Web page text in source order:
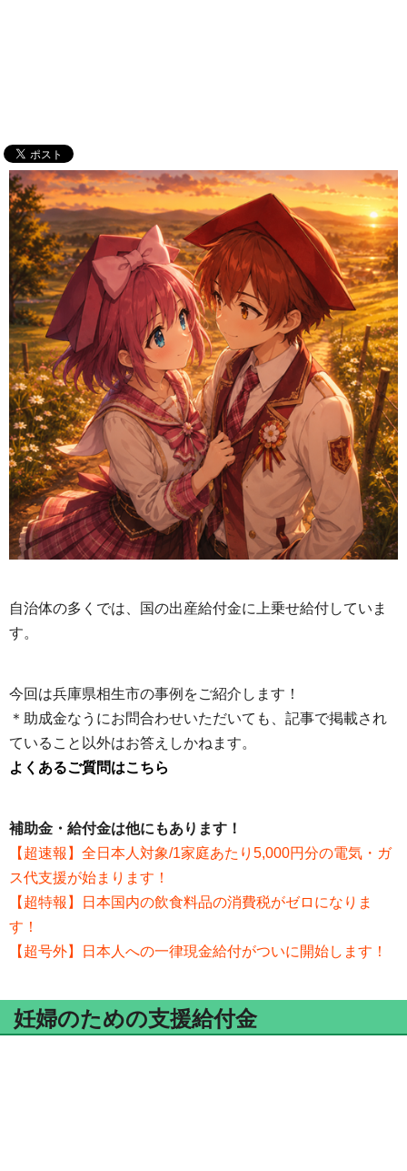
自治体の多くでは、国の出産給付金に上乗せ給付していま
す。
今回は兵庫県相生市の事例をご紹介します！
＊助成金なうにお問合わせいただいても、記事で掲載され
ていること以外はお答えしかねます。
よくあるご質問はこちら
補助金・給付金は他にもあります！
【超速報】全日本人対象/1家庭あたり5,000円分の電気・ガ
ス代支援が始まります！
【超特報】日本国内の飲食料品の消費税がゼロになりま
す！
【超号外】日本人への一律現金給付がついに開始します！
妊婦のための支援給付金